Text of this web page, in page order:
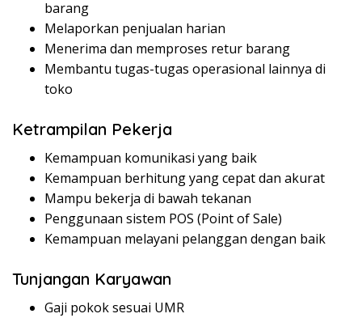
barang
Melaporkan penjualan harian
Menerima dan memproses retur barang
Membantu tugas-tugas operasional lainnya di
toko
Ketrampilan Pekerja
Kemampuan komunikasi yang baik
Kemampuan berhitung yang cepat dan akurat
Mampu bekerja di bawah tekanan
Penggunaan sistem POS (Point of Sale)
Kemampuan melayani pelanggan dengan baik
Tunjangan Karyawan
Gaji pokok sesuai UMR